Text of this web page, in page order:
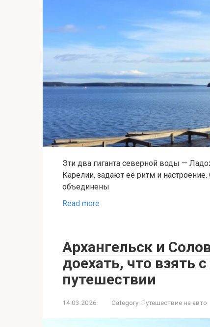
Эти два гиганта северной воды —
Карелии, задают её ритм и
объединены
Read more
Архангельск и
доехать, что взять
путешествии
14.03.2026 Category: Путешествие на авто